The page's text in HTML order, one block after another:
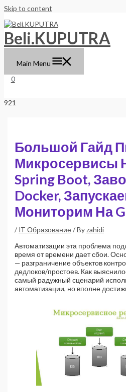
Skip to content
Beli.KUPUTRA
Main Menu
0
Большой Гайд
Микросервисы
Spring Boot,
Docker,
Мониторим На
/ IT Образование / Byzahidi
Автоматизации эта проблема
время от времени дает сбои.
— разграничение объектов
дедлоков/простоев. Как
самый радужный сценарий
автоматизации, но вполне